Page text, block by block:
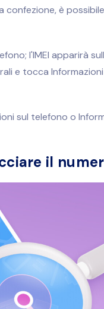
confezione, è
l'IMEI apparirà
e tocca
sul telefono o
il